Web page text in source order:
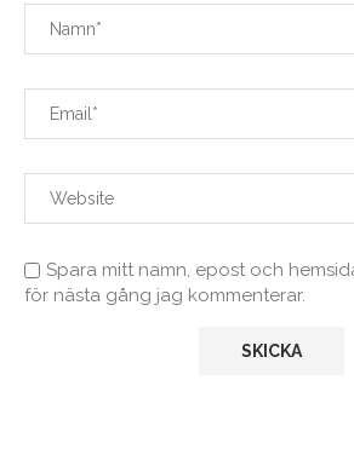
Spara mitt namn, epost och
för nästa gång jag kommenterar.